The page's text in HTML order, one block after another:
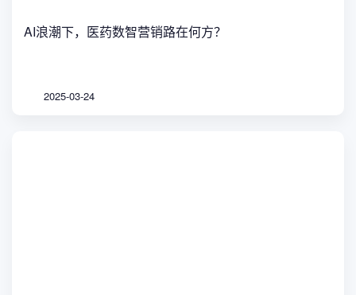
AI浪潮下，医药数智营销路在何方？
2025-03-24